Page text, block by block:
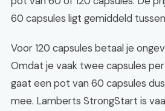
60 capsules ligt gemiddeld
Voor 120 capsules betaal je
Omdat je vaak twee capsules
gaat een pot van 60 capsules
mee. Lamberts StrongStart is